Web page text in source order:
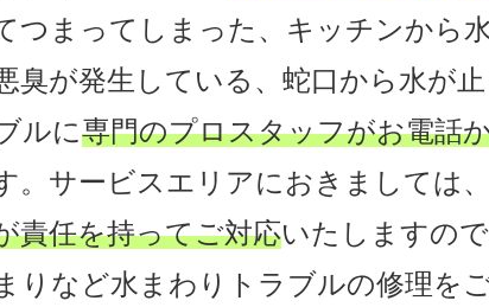
つまってしまった、キッチンから
臭が発生している、蛇口から水が
ルに専門のプロスタッフがお電話
。サービスエリアにおきましては
責任を持ってご対応いたしますの
りなど水まわりトラブルの修理を